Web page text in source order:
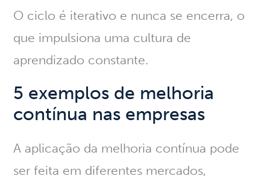
O ciclo é iterativo e nunca se encerra, o
que impulsiona uma cultura de
aprendizado constante.
5 exemplos de melhoria
contínua nas empresas
A aplicação da melhoria contínua pode
ser feita em diferentes mercados,